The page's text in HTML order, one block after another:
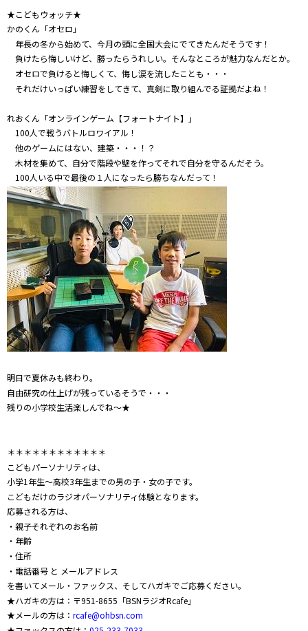
★こどもウォッチ★
かのくん「オセロ」
年長の冬から始めて、今月の頭に全国大会にでてきたんだそうです！
負けたら悔しいけど、勝ったらうれしい。そんなところが魅力なんだとか。
オセロで負けると悔しくて、悔し涙を流したことも・・・
それだけいっぱい練習をしてきて、真剣に取り組んでる証拠だよね！
れおくん「オンラインゲーム【フォートナイト】」
100人で戦うバトルロワイアル！
他のゲームにはない、建築・・・！？
木材を集めて、自分で階段や壁を作ってそれで自分を守るんだそう。
100人いる中で最後の１人になったら勝ちなんだって！
明日で夏休みも終わり。
自由研究の仕上げが残っているそうで・・・
残りの小学校生活楽しんでね～★
＊＊＊＊＊＊＊＊＊＊＊＊
こどもパーソナリティは、
小学1 年生～高校3年生までの男の子・女の子です。
こどもだけのラジオパーソナリティ体験となります。
応募される方は、
・親子それぞれのお名前
・年齢
・住所
・電話番号 と メールアドレス
を書いてメール・ファックス、そしてハガキでご応募ください。
★ハガキの方は：〒951-8655 「BSNラジオRcafe」
★メールの方は： rcafe@ohbsn.com